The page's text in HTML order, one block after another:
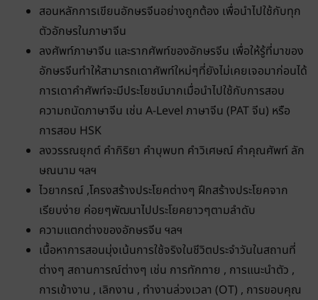
สอนหลักการเขียนอักษรจีนอย่างถูกต้อง เพื่อนำไปใช้กับทุก
ตัวอักษรในภาษาจีน
ลงศัพท์ภาษาจีน และรากศัพท์ของอักษรจีน เพื่อให้รู้ที่มาของ
อักษรจีนทำให้สามารถเดาศัพท์ใหม่ๆที่ยังไม่เคยเจอมาก่อนได้
การเดาคำศัพท์จะมีประโยชน์มากเมื่อนำไปใช้กับการสอบ
ความถนัดภาษาจีน เช่น A-Level ภาษาจีน (PAT จีน) หรือ
การสอบ HSK
ลงวรรณยุกต์ คำกิริยา คำบุพบท คำวิเศษณ์ คำคุณศัพท์ ลัก
ษณนาม ฯลฯ
ไวยากรณ์ ,โครงสร้างประโยคต่างๆ ฝึกสร้างประโยคจาก
เรียบง่าย ค่อยๆพัฒนาไปประโยคยาวๆตามลำดับ
ความแตกต่างของอักษรจีน ฯลฯ
เนื้อหาการสอนมุ่งเน้นการใช้จริงในชีวิตประจำวันในสถานที่
ต่างๆ สถานการณ์ต่างๆ เช่น การทักทาย , การแนะนำตัว ,
การเข้างาน , เลิกงาน , ทำงานล่วงเวลา (OT) , การขอบคุณ